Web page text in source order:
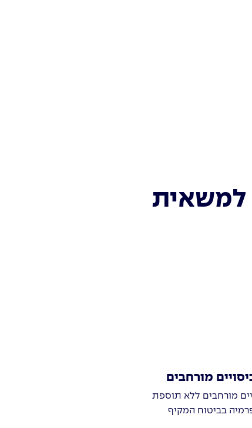
למשאית
מורחבים
מורחבים ללא תוספת
בביטוח המקיף